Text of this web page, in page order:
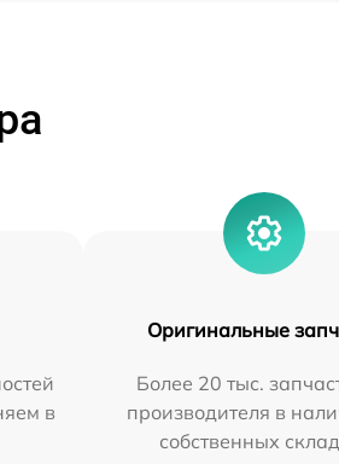
в
Оригинальные
Более 20 тыс.
производителя в
собственных